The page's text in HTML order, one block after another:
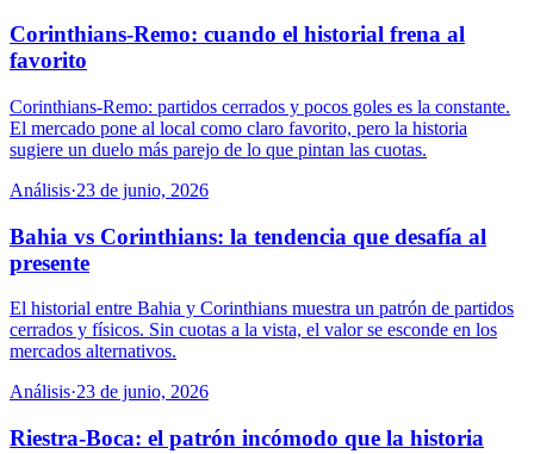
Corinthians-Remo: cuando el historial frena al
favorito
Corinthians-Remo: partidos cerrados y pocos goles es la constante.
El mercado pone al local como claro favorito, pero la historia
sugiere un duelo más parejo de lo que pintan las cuotas.
Análisis·23 de junio, 2026
Bahia vs Corinthians: la tendencia que desafía al
presente
El historial entre Bahia y Corinthians muestra un patrón de partidos
cerrados y físicos. Sin cuotas a la vista, el valor se esconde en los
mercados alternativos.
Análisis·23 de junio, 2026
Riestra-Boca: el patrón incómodo que la historia